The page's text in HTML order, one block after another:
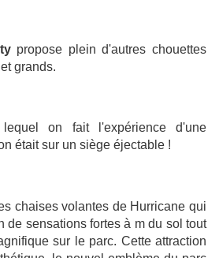
propose plein d'autres chouettes
grands.
on fait l'expérience d'une
était sur un siège éjectable !
chaises volantes de Hurricane qui
de sensations fortes à m du sol tout
sur le parc. Cette attraction